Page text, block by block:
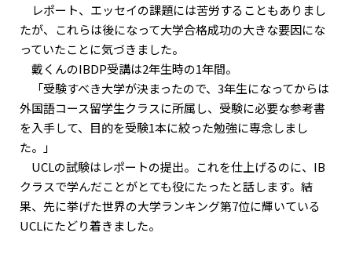
レポート、エッセイの課題には苦労することもありまし
たが、これらは後になって大学合格成功の大きな要因にな
っていたことに気づきました。
戴くんのIBDP受講は2年生時の1年間。
「受験すべき大学が決まったので、3年生になってからは
外国語コース留学生クラスに所属し、受験に必要な参考書
を入手して、目的を受験1本に絞った勉強に専念しまし
た。」
UCLの試験はレポートの提出。これを仕上げるのに、IB
クラスで学んだことがとても役にたったと話します。結
果、先に挙げた世界の大学ランキング第7位に輝いている
UCLにたどり着きました。